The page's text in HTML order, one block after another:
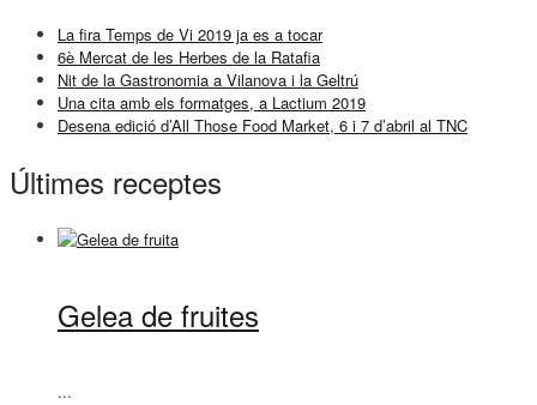
La fira Temps de Vi 2019 ja es a tocar
6è Mercat de les Herbes de la Ratafia
Nit de la Gastronomia a Vilanova i la Geltrú
Una cita amb els formatges, a Lactium 2019
Desena edició d’All Those Food Market, 6 i 7 d’abril al TNC
Últimes receptes
Gelea de fruites
...